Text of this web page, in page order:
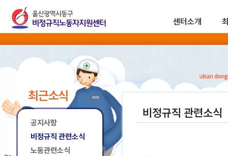
센터소개
최근소식
공지사항
비정규직 관련소식
노동관련소식
비정규직 관련소식